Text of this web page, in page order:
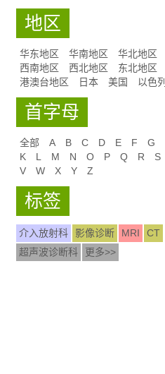
地区
华东地区 华南地区 华北地区
西南地区
西北地区
东北地区
港澳台地区
日本 美国 以色列
首字母
全部 A B C D E F G
K
L M N O P Q R S
V
W X Y Z
标签
介入放射科 影像诊断 MRI
CT
超声波诊断科
更多>>